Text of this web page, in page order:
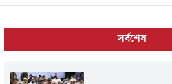
সর্বশেষ